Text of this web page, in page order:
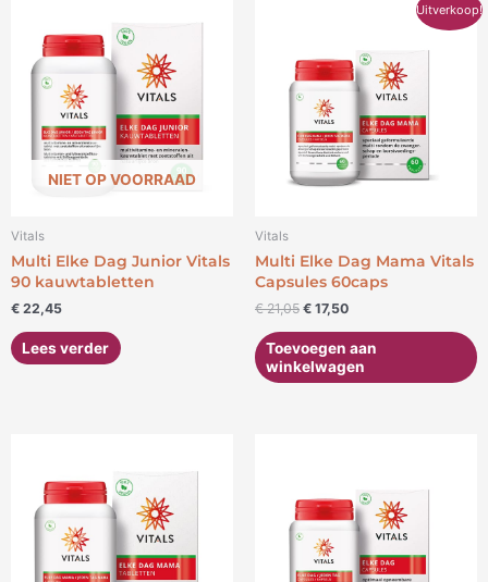
NIET OP VOORRAAD
Vitals
Multi Elke Dag Junior Vitals
90 kauwtabletten
€ 22,45
Lees verder
Uitverkoop!
Vitals
Multi Elke Dag Mama Vitals
Capsules 60caps
€21,05 € 17,50
€ 17,50.
Toevoegen aan
winkelwagen